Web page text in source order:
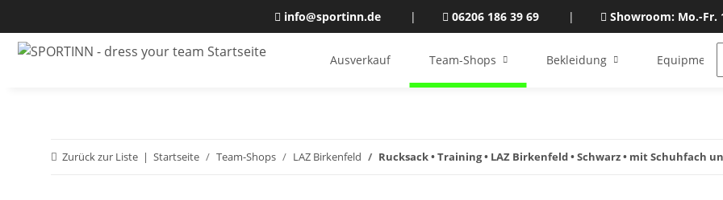
info@sportinn.de | 06206 186 39 69 | Showroom: Mo.-Fr.
Ausverkauf Team-Shops Bekleidung Equipment
Zurück zur Liste Startseite Team-Shops LAZ Birkenfeld Rucksack • Training • LAZ Birkenfeld • Schwarz • mit Schuhfach